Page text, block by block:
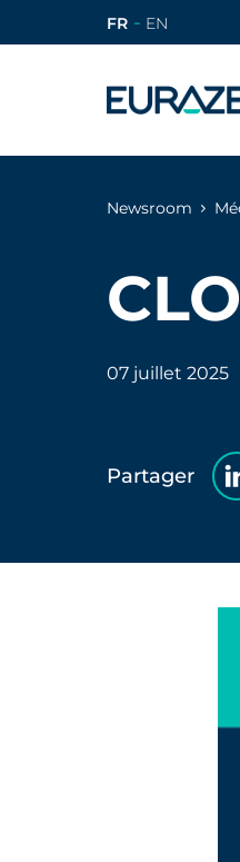
FR EN
Newsroom
07 juillet 2025
Partager